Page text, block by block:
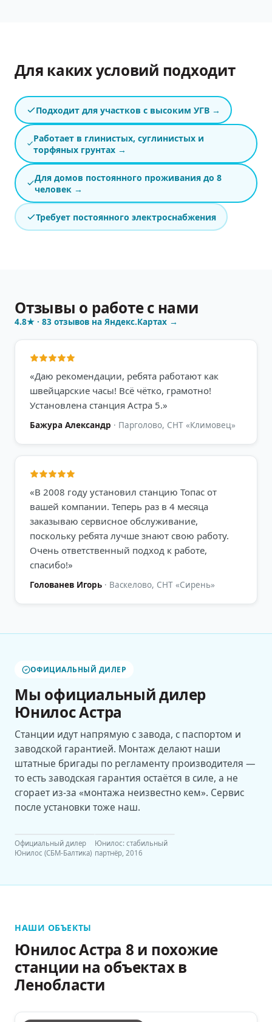
Для каких условий подходит
Подходит для участков с высоким УГВ→
Работает в глинистых, суглинистых и
торфяных грунтах →
Для домов постоянного проживания до 8
человек→
Требует постоянного электроснабжения
Отзывы о работе с нами
4.8★ · 83 отзывов на Яндекс.Картах →
«Даю рекомендации, ребята работают как
швейцарские часы! Всё чётко, грамотно!
Установлена станция Астра 5.»
Бажура Александр · Парголово, СНТ «Климовец»
«В 2008 году установил станцию Топас от
вашей компании. Теперь раз в 4 месяца
заказываю сервисное обслуживание,
поскольку ребята лучше знают свою работу.
Очень ответственный подход к работе,
спасибо!»
Голованев Игорь · Васкелово, СНТ «Сирень»
ОФИЦИАЛЬНЫЙ ДИЛЕР
Мы официальный дилер
Юнилос Астра
Станции идут напрямую с завода, с паспортом и
заводской гарантией. Монтаж делают наши
штатные бригады по регламенту производителя —
то есть заводская гарантия остаётся в силе, а не
сгорает из-за «монтажа неизвестно кем». Сервис
после установки тоже наш.
Официальный дилер
Юнилос (СБМ-Балтика)
Юнилос: стабильный
партнёр, 2016
НАШИ ОБЪЕКТЫ
Юнилос Астра 8 и похожие
станции на объектах в
Ленобласти